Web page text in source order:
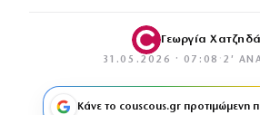
Γεωργία
31.05.2026 · 07:08 · 2′
Κάνε το couscous.gr προτιμώμενη